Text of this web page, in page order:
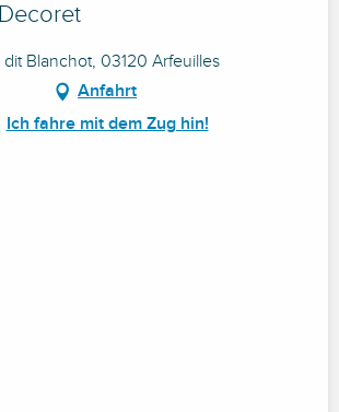
dit Blanchot, 03120 Arfeuilles
Anfahrt
Ich fahre mit dem Zug hin!